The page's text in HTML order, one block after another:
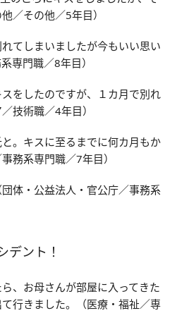
／その他／5年目）
てしまいましたが今もいい思い
専門職／8年目）
をしたのですが、１カ月で別れ
技術職／4年目）
。キスに至るまでに何カ月もか
務系専門職／7年目）
体・公益法人・官公庁／事務系
デント！
、お母さんが部屋に入ってきた
行きました。（医療・福祉／専